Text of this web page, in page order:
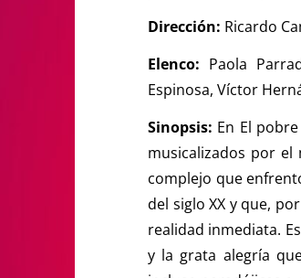
Dirección: Ricardo
Elenco: Paola
Espinosa, Víctor
Sinopsis: En El
musicalizados por el
complejo que
del siglo XX y que,
realidad inmediata.
y la grata alegría